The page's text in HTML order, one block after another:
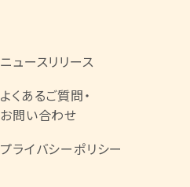
ニュースリリース
よくあるご質問・
お問い合わせ
プライバシーポリシー